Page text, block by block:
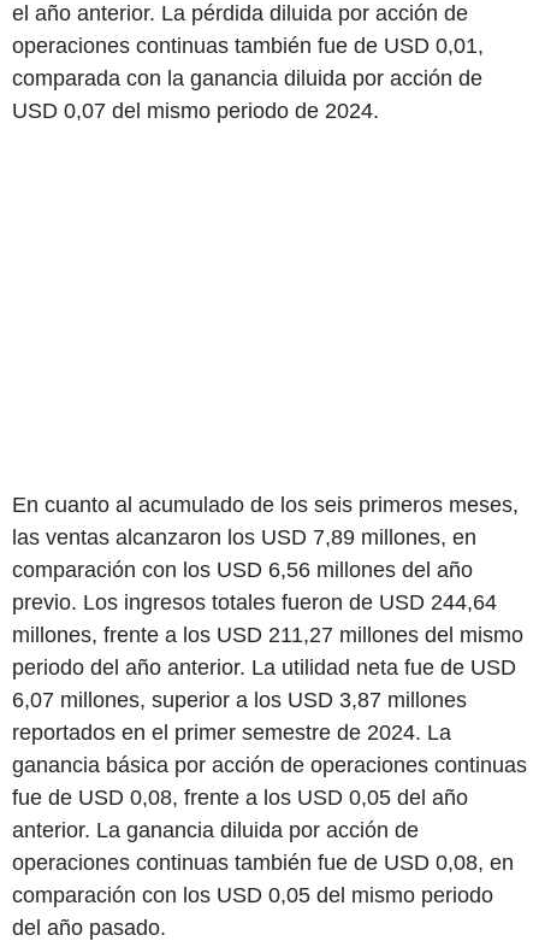
el año anterior. La pérdida diluida por acción de
operaciones continuas también fue de USD 0,01,
comparada con la ganancia diluida por acción de
USD 0,07 del mismo periodo de 2024.
En cuanto al acumulado de los seis primeros meses,
las ventas alcanzaron los USD 7,89 millones, en
comparación con los USD 6,56 millones del año
previo. Los ingresos totales fueron de USD 244,64
millones, frente a los USD 211,27 millones del mismo
periodo del año anterior. La utilidad neta fue de USD
6,07 millones, superior a los USD 3,87 millones
reportados en el primer semestre de 2024. La
ganancia básica por acción de operaciones continuas
fue de USD 0,08, frente a los USD 0,05 del año
anterior. La ganancia diluida por acción de
operaciones continuas también fue de USD 0,08, en
comparación con los USD 0,05 del mismo periodo
del año pasado.